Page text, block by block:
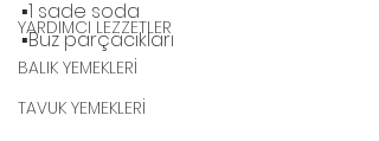
YARDIMCI LEZZETLER
BALIK YEMEKLERİ
TAVUK YEMEKLERİ
▪️1 sade soda
▪️Buz parçacıkları